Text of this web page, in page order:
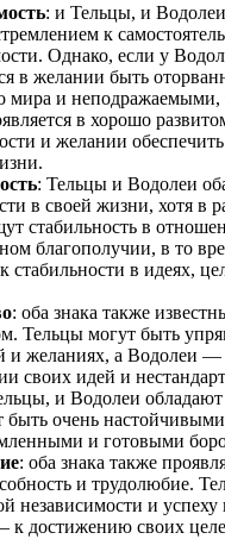
: и Тельцы, и
к
Однако, если у
в желании быть
мира и неподражаемыми,
в хорошо
и желании
: Тельцы и Водолеи
в своей жизни, хотя в
стабильность в
благополучии, в то
к стабильности в идеях,
: оба знака также
Тельцы могут быть
и желаниях, а Водолеи
своих идей и
и Водолеи
очень
и готовыми
: оба знака также
и трудолюбие.
независимости и успеху
к достижению своих